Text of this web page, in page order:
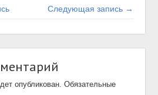
Следующая запись →
опубликован. Обязательные